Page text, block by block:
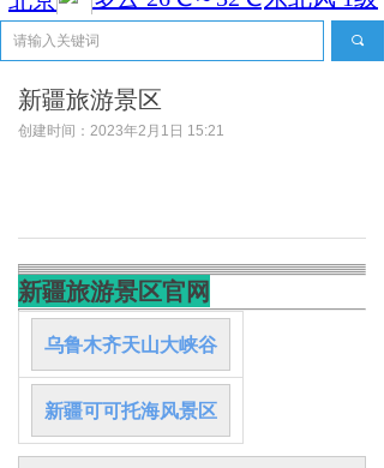
끠
新疆旅游景区
创建时间： 2023年2月1日 15:21
新疆旅游景区官网
乌鲁木齐天山大峡谷
新疆可可托海风景区